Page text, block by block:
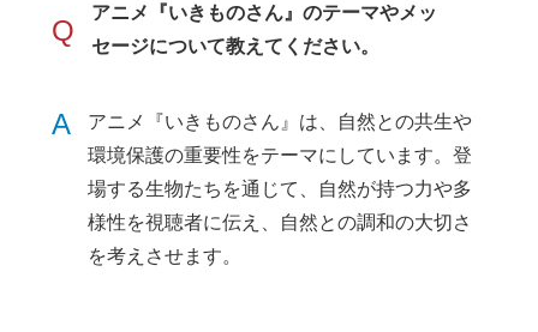
Q
アニメ『いきものさん』のテーマやメッ
セージについて教えてください。
A
アニメ『いきものさん』は、自然との共生や
環境保護の重要性をテーマにしています。登
場する生物たちを通じて、自然が持つ力や多
様性を視聴者に伝え、自然との調和の大切さ
を考えさせます。